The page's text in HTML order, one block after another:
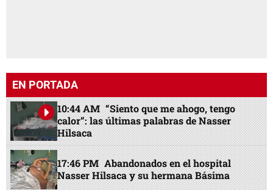
EN PORTADA
10:44 AM “Siento que me ahogo, tengo
calor”: las últimas palabras de Nasser
Hilsaca
17:46 PM Abandonados en el hospital
Nasser Hilsaca y su hermana Básima